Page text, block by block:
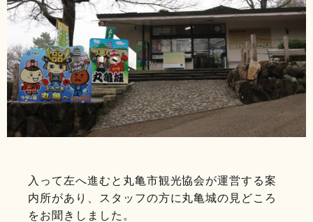
入って左へ進むと丸亀市観光協会が運営する案
内所があり、スタッフの方に丸亀城の見どころ
をお聞きしました。